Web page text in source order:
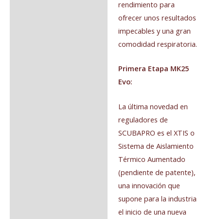
rendimiento para
ofrecer unos resultados
impecables y una gran
comodidad respiratoria.
Primera Etapa MK25
Evo:
La última novedad en
reguladores de
SCUBAPRO es el XTIS o
Sistema de Aislamiento
Térmico Aumentado
(pendiente de patente),
una innovación que
supone para la industria
el inicio de una nueva